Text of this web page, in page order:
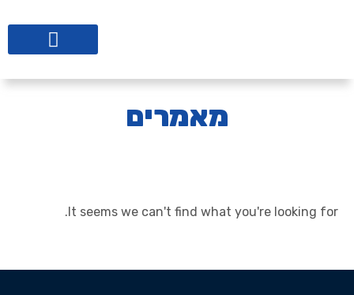
מאמרים
It seems we can't find what you're looking for.